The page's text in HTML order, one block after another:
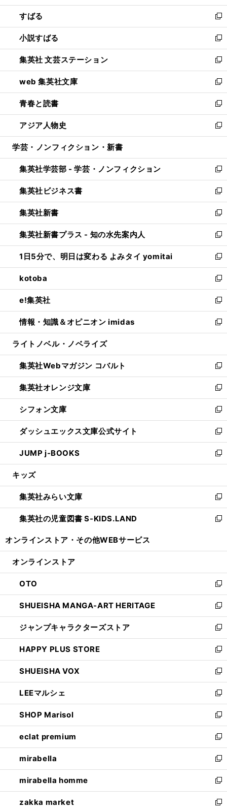
開
く
ウ
で
開
く
ン
ド
ウ
で
開
く
すばる
新
し
い
ウ
ィ
ン
ド
ウ
で
開
く
小説すばる
新
し
い
ウ
ィ
ン
ド
ウ
で
開
集英社 文芸ステーション
新
し
い
ウ
ィ
ン
ド
ウ
開
く
web 集英社文庫
新
し
い
ウ
ィ
ン
ウ
で
開
く
青春と読書
新
し
い
ウ
ン
ド
ウ
で
開
く
アジア人物史
新
し
ウ
ィ
ン
ド
ウ
で
開
く
学芸・ノンフィクション・新書
集英社学芸部 - 学芸・ノンフィクション
新
し
い
ウ
ィ
ン
ド
ウ
で
開
く
集英社ビジネス書
新
し
い
ウ
ィ
ン
ド
ウ
で
開
く
集英社新書
新
し
い
ウ
ィ
ン
ド
ウ
で
開
く
集英社新書プラス - 知の水先案内人
新
し
い
ウ
ィ
ン
ド
ウ
で
開
1日5分で、明日は変わる よみタイ yomitai
新
し
い
ウ
ィ
ン
ド
ウ
開
く
kotoba
新
し
い
ウ
ィ
ン
ウ
で
開
く
e!集英社
新
し
い
ウ
ン
ド
ウ
で
開
く
情報・知識＆オピニオン imidas
新
し
ウ
ィ
ン
ド
ウ
で
開
く
ライトノベル・ノベライズ
集英社Webマガジン コバルト
新
し
い
ウ
ィ
ン
ド
ウ
で
開
集英社オレンジ文庫
新
し
い
ウ
ィ
ン
ド
ウ
開
く
シフォン文庫
新
し
い
ウ
ィ
ン
ウ
で
開
く
ダッシュエックス文庫公式サイト
新
し
い
ウ
ン
ド
ウ
で
JUMP j-BOOKS
新
し
ウ
ィ
ン
ド
開
キッズ
集英社みらい文庫
新
し
い
ン
ウ
で
開
く
集英社の児童図書 S-KIDS.LAND
新
ウ
ン
ド
ウ
で
開
く
オンラインストア・ その他WEBサービス
オンラインストア
OTO
新
し
い
ウ
ィ
ン
ド
ウ
で
開
く
SHUEISHA MANGA-ART HERITAGE
新
し
い
ウ
ィ
ン
ド
ウ
で
開
く
ジャンプキャラクターズストア
新
し
い
ウ
ィ
ン
ド
ウ
で
開
く
HAPPY PLUS STORE
新
し
い
ウ
ィ
ン
ド
ウ
で
開
く
SHUEISHA VOX
新
し
い
ウ
ィ
ン
ド
ウ
で
開
く
LEEマルシェ
新
し
い
ウ
ィ
ン
ド
ウ
で
開
く
SHOP Marisol
新
し
い
ウ
ィ
ン
ド
ウ
で
eclat premium
新
し
い
ウ
ィ
ン
ド
mirabella
新
し
い
ウ
ィ
mirabella homme
新
し
い
zakka market
新